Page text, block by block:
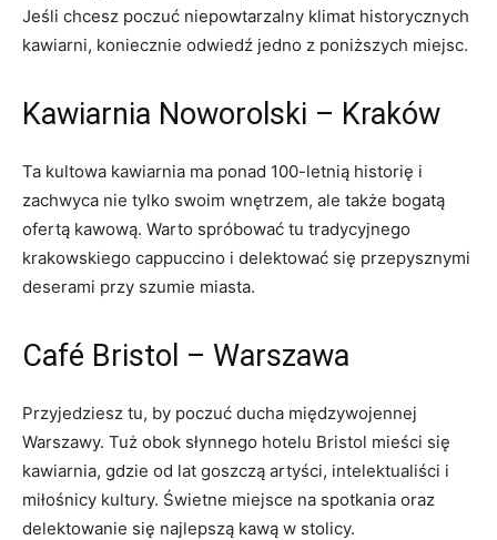
Jeśli chcesz poczuć⁢ niepowtarzalny klimat historycznych
kawiarni,⁤ koniecznie odwiedź jedno z poniższych miejsc.
Kawiarnia Noworolski – Kraków
Ta kultowa kawiarnia ma​ ponad 100-letnią‌ historię i
zachwyca nie tylko swoim wnętrzem, ale także bogatą
ofertą kawową. Warto ⁤spróbować tu tradycyjnego
krakowskiego cappuccino i delektować się przepysznymi
deserami przy szumie miasta.
Café Bristol – Warszawa
Przyjedziesz tu, by poczuć ducha międzywojennej‍
Warszawy. Tuż obok słynnego hotelu Bristol mieści się
kawiarnia, gdzie od lat goszczą artyści, intelektualiści i
miłośnicy kultury. Świetne miejsce na spotkania oraz
delektowanie się najlepszą kawą w stolicy.